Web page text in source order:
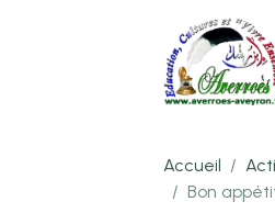
Accueil
Bon